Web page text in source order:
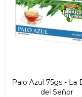
Palo Azul 75gs - La
del Señor